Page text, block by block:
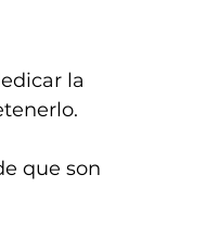
la
que son